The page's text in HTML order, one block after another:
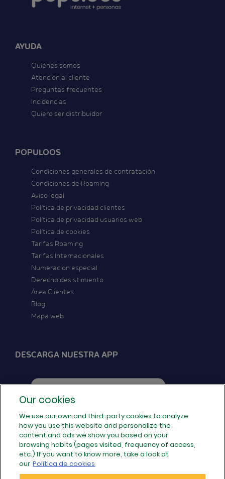
AYUDA
Quiénes somos
Atención al cliente
Preguntas frecuentes
Incidencias
Quiero ser distribuidor
POPULOOS
Condiciones generales de contratación
Condiciones de Roaming
Aviso legal
Política de privacidad clientes
Política de privacidad usuarios web
Política de cookies
Tarifas Roaming
Tarifas Internacionales
Numeración especial
Derecho desistimiento
Área Clientes
Blog
Mapa web
DESCARGA NUESTRA APP
SÍGUENOS EN REDES
Our cookies
We use our own and third-party cookies to analyze
how you use this website and personalize the
content and ads we show you based on your
browsing habits (pages visited, frequency of access,
etc.) If you want to know more, take a look at
our Política de cookies